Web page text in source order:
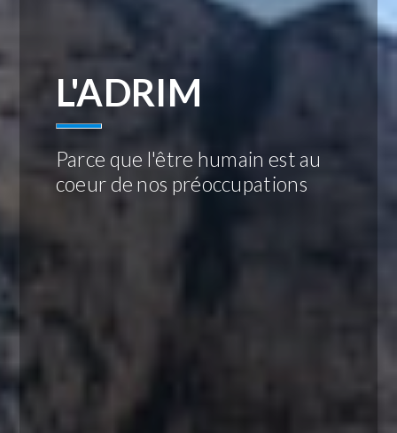
L'ADRIM
Parce que l'être humain est au
coeur de nos préoccupations